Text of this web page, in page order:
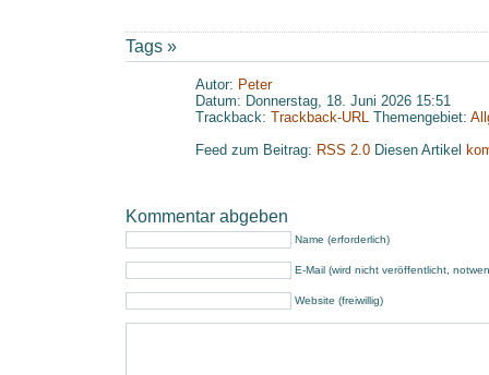
Tags »
Autor: Peter
Datum: Donnerstag, 18. Juni 2026 15:51
Trackback: Trackback-URL Themengebiet:
Feed zum Beitrag: RSS 2.0 Diesen Artikel
Kommentar abgeben
Name (erforderlich)
E-Mail (wird nicht veröffentlicht,
Website (freiwillig)